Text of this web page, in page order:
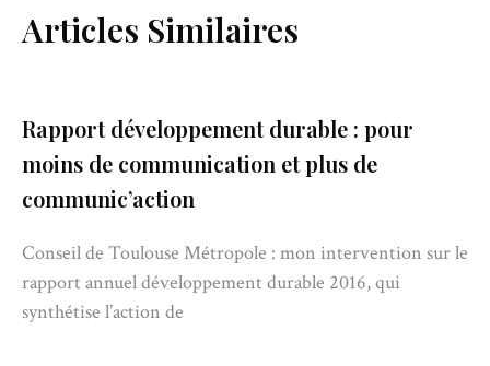
Articles Similaires
Rapport développement durable : pour
moins de communication et plus de
communic’action
Conseil de Toulouse Métropole : mon intervention sur le
rapport annuel développement durable 2016, qui
synthétise l’action de